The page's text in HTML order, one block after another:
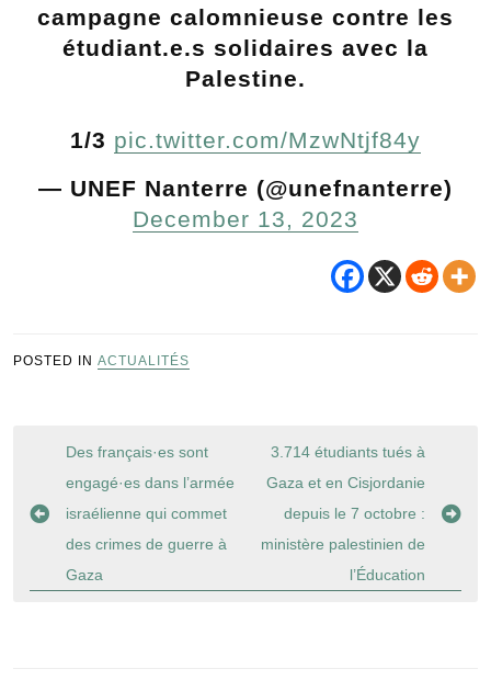
campagne calomnieuse contre les
étudiant.e.s solidaires avec la
Palestine.
1/3 pic.twitter.com/MzwNtjf84y
— UNEF Nanterre (@unefnanterre)
December 13, 2023
POSTED IN ACTUALITÉS
Navigation
l’article
Des français·es sont
engagé·es dans l’armée
israélienne qui commet
des crimes de guerre à
Gaza
3.714 étudiants tués à
Gaza et en Cisjordanie
depuis le 7 octobre :
ministère palestinien de
l’Éducation